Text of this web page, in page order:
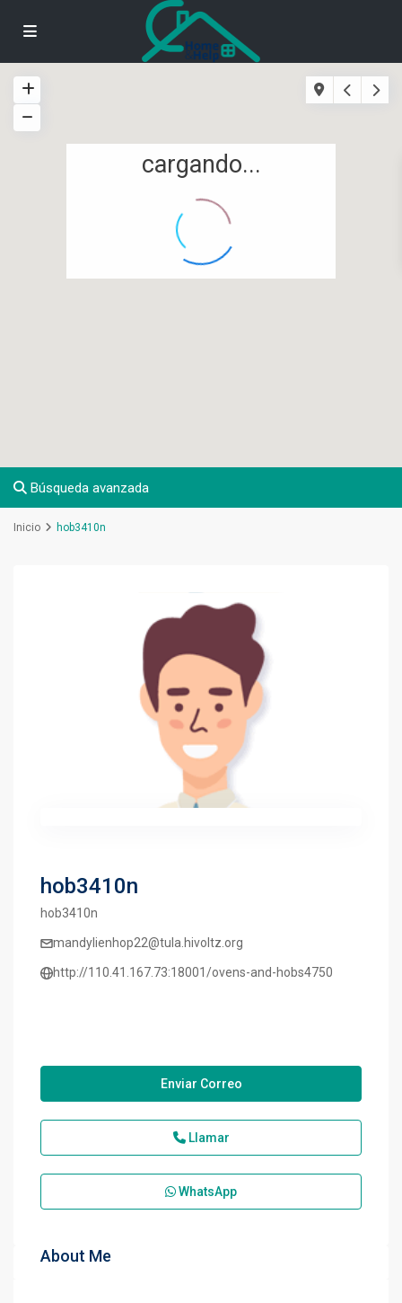
cargando...
Búsqueda avanzada
Inicio hob3410n
hob3410n
hob3410n
mandylienhop22@tula.hivoltz.org
http://110.41.167.73:18001/ovens-and-hobs4750
Enviar Correo
Llamar
WhatsApp
About Me